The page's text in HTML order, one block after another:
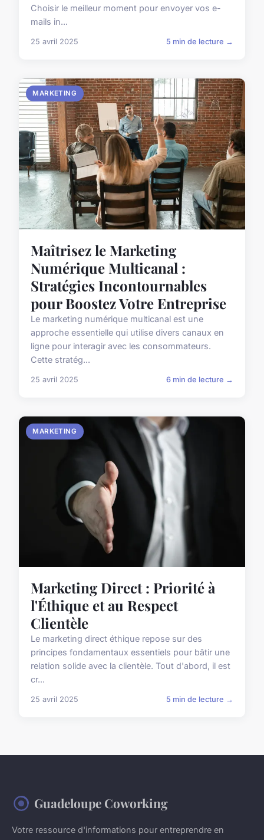
Choisir le meilleur moment pour envoyer vos e-
mails in...
25 avril 2025 5 min de lecture →
MARKETING
Maîtrisez le Marketing
Numérique Multicanal :
Stratégies Incontournables
pour Boostez Votre Entreprise
Le marketing numérique multicanal est une
approche essentielle qui utilise divers canaux en
ligne pour interagir avec les consommateurs.
Cette stratég...
25 avril 2025 6 min de lecture →
MARKETING
Marketing Direct : Priorité à
l'Éthique et au Respect
Clientèle
Le marketing direct éthique repose sur des
principes fondamentaux essentiels pour bâtir une
relation solide avec la clientèle. Tout d'abord, il est
cr...
25 avril 2025 5 min de lecture →
Guadeloupe Coworking
Votre ressource d'informations pour entreprendre en